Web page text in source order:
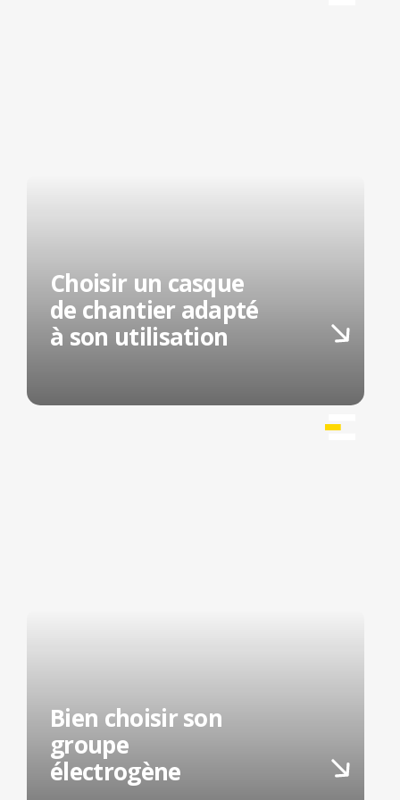
Choisir un casque
de chantier adapté
à son utilisation
Bien choisir son
groupe
électrogène